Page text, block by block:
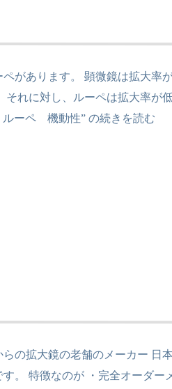
があります。 顕微鏡は拡大率
れに対し、ルーペは拡大率が
ーペ 機動性” の続きを読む
の拡大鏡の老舗のメーカー 日
。 特徴なのが ・完全オーダー